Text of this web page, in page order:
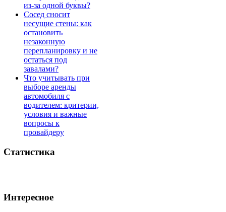
из-за одной буквы?
Сосед сносит
несущие стены: как
остановить
незаконную
перепланировку и не
остаться под
завалами?
Что учитывать при
выборе аренды
автомобиля с
водителем: критерии,
условия и важные
вопросы к
провайдеру
Статистика
Интересное